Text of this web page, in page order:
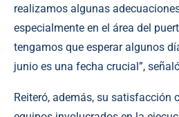
realizamos algunas
especialmente en el área del
tengamos que esperar algunos
junio es una fecha crucial”,
Reiteró, además, su satisfacción